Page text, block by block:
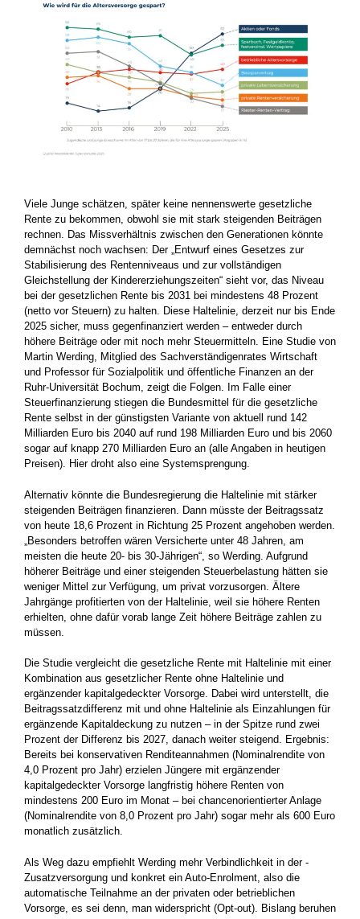
Viele Junge schätzen, später keine nennenswerte gesetzliche
Rente zu bekommen, obwohl sie mit stark steigenden Beiträgen
rechnen. Das Missverhältnis zwischen den Generationen könnte
demnächst noch wachsen: Der „Entwurf eines Gesetzes zur
Stabilisierung des Rentenniveaus und zur vollständigen
Gleichstellung der Kindererziehungszeiten“ sieht vor, das Niveau
bei der gesetzlichen Rente bis 2031 bei mindestens 48 Prozent
(netto vor Steuern) zu halten. Diese Haltelinie, derzeit nur bis Ende
2025 sicher, muss gegenfinanziert werden – entweder durch
höhere Beiträge oder mit noch mehr Steuermitteln. Eine Studie von
Martin Werding, Mitglied des Sachverständigenrates Wirtschaft
und Professor für Sozialpolitik und öffentliche Finanzen an der
Ruhr-Universität Bochum, zeigt die Folgen. Im Falle einer
Steuerfinanzierung stiegen die Bundesmittel für die gesetzliche
Rente selbst in der günstigsten Variante von aktuell rund 142
Milliarden Euro bis 2040 auf rund 198 Milliarden Euro und bis 2060
sogar auf knapp 270 Milliarden Euro an (alle Angaben in heutigen
Preisen). Hier droht also eine Systemsprengung.
Alternativ könnte die Bundesregierung die Haltelinie mit stärker
steigenden Beiträgen finanzieren. Dann müsste der Beitragssatz
von heute 18,6 Prozent in Richtung 25 Prozent angehoben werden.
„Besonders betroffen wären Versicherte unter 48 Jahren, am
meisten die heute 20- bis 30-Jährigen“, so Werding. Aufgrund
höherer Beiträge und einer steigenden Steuerbelastung hätten sie
weniger Mittel zur Verfügung, um privat vorzusorgen. Ältere
Jahrgänge profitierten von der Haltelinie, weil sie höhere Renten
erhielten, ohne dafür vorab lange Zeit höhere Beiträge zahlen zu
müssen.
Die Studie vergleicht die gesetzliche Rente mit Haltelinie mit einer
Kombination aus gesetzlicher Rente ohne Haltelinie und
ergänzender kapitalgedeckter Vorsorge. Dabei wird unterstellt, die
Beitragssatzdifferenz mit und ohne Haltelinie als Einzahlungen für
ergänzende Kapitaldeckung zu nutzen – in der Spitze rund zwei
Prozent der Differenz bis 2027, danach weiter steigend. Ergebnis:
Bereits bei konservativen Renditeannahmen (Nominalrendite von
4,0 Prozent pro Jahr) erzielen Jüngere mit ergänzender
kapitalgedeckter Vorsorge langfristig höhere Renten von
mindestens 200 Euro im Monat – bei chancenorientierter Anlage
(Nominalrendite von 8,0 Prozent pro Jahr) sogar mehr als 600 Euro
monatlich zusätzlich.
Als Weg dazu empfiehlt Werding mehr Verbindlichkeit in der ­
Zusatzversorgung und konkret ein Auto-Enrolment, also die
automatische Teilnahme an der privaten oder betrieblichen
Vorsorge, es sei denn, man widerspricht (Opt-out). Bislang beruhen